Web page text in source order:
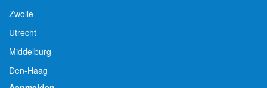
Zwolle
Utrecht
Middelburg
Den-Haag